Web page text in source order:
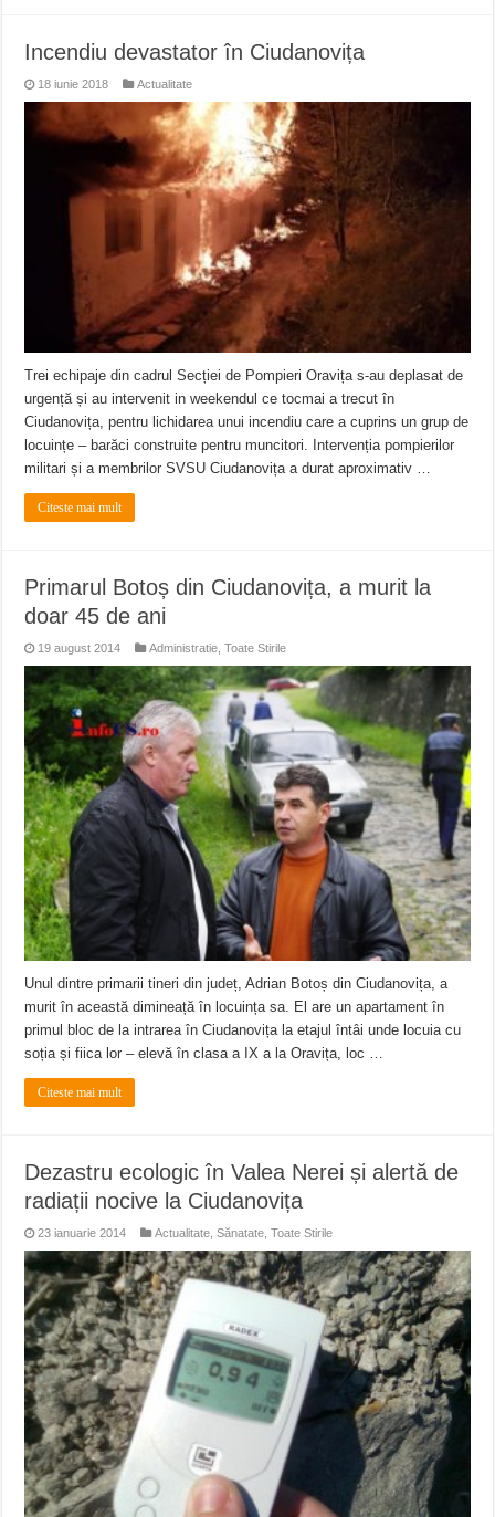
Incendiu devastator în Ciudanovița
18 iunie 2018 Actualitate
Trei echipaje din cadrul Secției de Pompieri Oravița s-au deplasat de
urgență și au intervenit in weekendul ce tocmai a trecut în
Ciudanovița, pentru lichidarea unui incendiu care a cuprins un grup de
locuințe – barăci construite pentru muncitori. Intervenția pompierilor
militari și a membrilor SVSU Ciudanovița a durat aproximativ …
Citeste mai mult
Primarul Botoș din Ciudanovița, a murit la
doar 45 de ani
19 august 2014 Administratie ,Toate Stirile
Unul dintre primarii tineri din județ, Adrian Botoș din Ciudanovița, a
murit în această dimineață în locuința sa. El are un apartament în
primul bloc de la intrarea în Ciudanovița la etajul întâi unde locuia cu
soția și fiica lor – elevă în clasa a IX a la Oravița, loc …
Citeste mai mult
Dezastru ecologic în Valea Nerei și alertă de
radiații nocive la Ciudanovița
23 ianuarie 2014 Actualitate,Sănatate,Toate Stirile